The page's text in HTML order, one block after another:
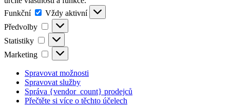
Funkční
Funkční
Vždy aktivní
Předvolby
Předvolby
Statistiky Statistiky
Marketing Marketing
Spravovat možnosti
Spravovat služby
Správa {vendor_count} prodejců
Přečtěte si více o těchto účelech